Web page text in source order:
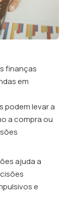
finanças
em
podem levar a
a compra ou
ajuda a
e